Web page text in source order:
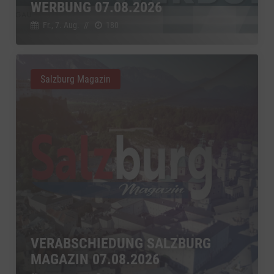
WERBUNG 07.08.2026
VERABSCHIEDUNG SALZBURG
MAGAZIN 07.08.2026
Salzburg Magazin